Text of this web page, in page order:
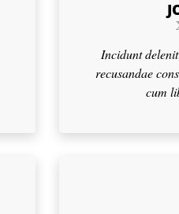
Incidunt
recusandae
cum